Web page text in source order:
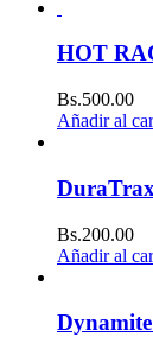
HOT
Bs.500.00
Añadir al
Bs.200.00
Añadir al